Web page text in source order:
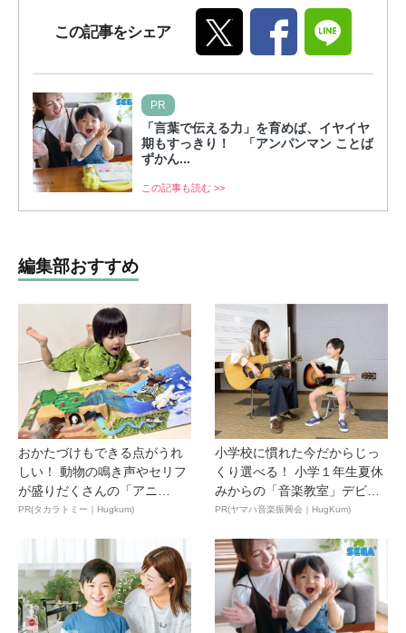
この記事をシェア
PR
「言葉で伝える力」を育めば、イヤイヤ
期もすっきり！ 「アンパンマン ことば
ずかん...
この記事も読む >>
編集部おすすめ
おかたづけもできる点がうれ
しい！ 動物の鳴き声やセリフ
が盛りだくさんの「アニ
ア ...
PR(タカラトミー｜Hugkum)
小学校に慣れた今だからじっ
くり選べる！ 小学１年生夏休
みからの「音楽教室」デビ
ュ...
PR(ヤマハ音楽振興会｜HugKum)